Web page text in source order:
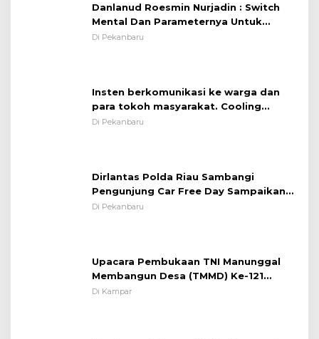
Danlanud Roesmin Nurjadin : Switch
Mental Dan Parameternya Untuk
Melaksanakan ✈
Di Pekanbaru
Insten berkomunikasi ke warga dan
para tokoh masyarakat. Cooling
System OMP LK ²024 Polsek Rumbai,
Di Pekanbaru
Dirlantas Polda Riau Sambangi
Pengunjung Car Free Day Sampaikan
Pesan Edukasi Kamtibmas &
Di Pekanbaru
Upacara Pembukaan TNI Manunggal
Membangun Desa (TMMD) Ke-121
Kodim 0313/KPR Tahun 2024) ?
Di Kampar